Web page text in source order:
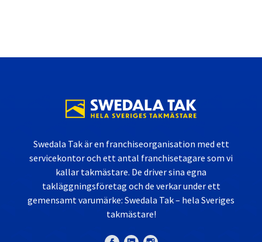
Swedala Tak är en franchiseorganisation med ett
servicekontor och ett antal franchisetagare som vi
kallar takmästare. De driver sina egna
takläggningsföretag och de verkar under ett
gemensamt varumärke: Swedala Tak – hela Sveriges
takmästare!